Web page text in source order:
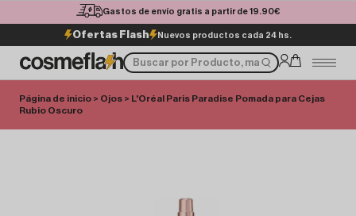
Gastos de envío gratis a partir de 19.90€
Ofertas Flash Nuevos productos cada 24 hs.
Página de inicio > Ojos > L'Oréal Paris Paradise Pomada para Cejas
Rubio Oscuro